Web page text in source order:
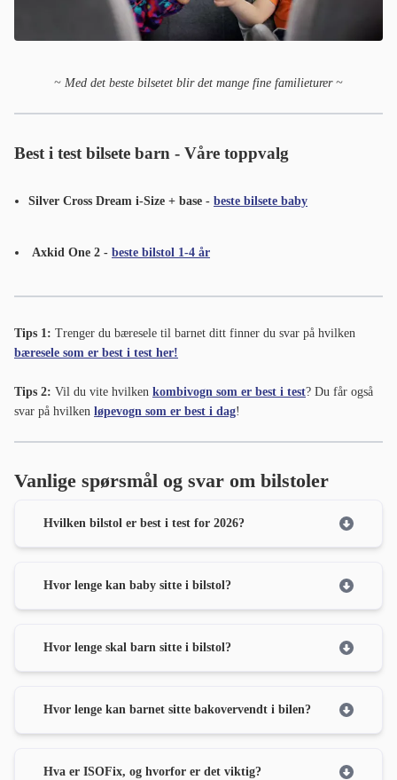
~ Med det beste bilsetet blir det mange fine familieturer ~
Best i test bilsete barn - Våre toppvalg
Silver Cross Dream i-Size + base - beste bilsete baby
Axkid One 2 - beste bilstol 1-4 år
Tips 1: Trenger du bæresele til barnet ditt finner du svar på hvilken
bæresele som er best i test her!
Tips 2: Vil du vite hvilken kombivogn som er best i test? Du får også
svar på hvilken løpevogn som er best i dag!
Vanlige spørsmål og svar om bilstoler
Hvilken bilstol er best i test for 2026?
Hvor lenge kan baby sitte i bilstol?
Hvor lenge skal barn sitte i bilstol?
Hvor lenge kan barnet sitte bakovervendt i bilen?
Hva er ISOFix, og hvorfor er det viktig?